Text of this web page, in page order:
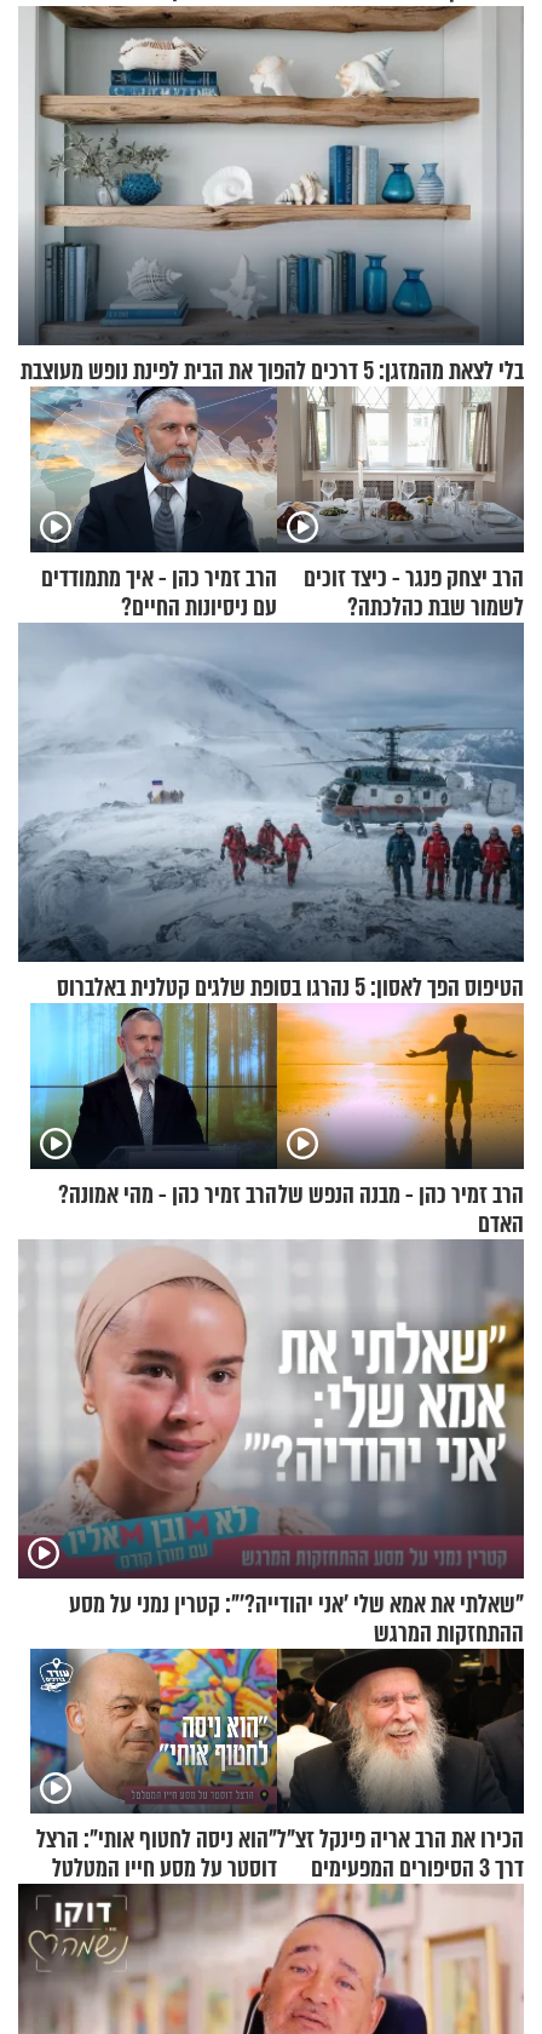
בנט בריאיון אישי
בלי לצאת מהמזגן: 5 דרכים להפוך את הבית לפינת נופש מעוצבת
הרב יצחק פנגר - כיצד זוכים
לשמור שבת כהלכתה?
הרב זמיר כהן - איך מתמודדים
עם ניסיונות החיים?
הטיפוס הפך לאסון: 5 נהרגו בסופת שלגים קטלנית באלברוס
הרב זמיר כהן - מבנה הנפש של
האדם
הרב זמיר כהן - מהי אמונה?
"שאלתי את אמא שלי 'אני יהודייה?'": קטרין נמני על מסע
ההתחזקות המרגש
הכירו את הרב אריה פינקל זצ"ל
דרך 3 הסיפורים המפעימים
האלה
"הוא ניסה לחטוף אותי": הרצל
דוסטר על מסע חייו המטלטל